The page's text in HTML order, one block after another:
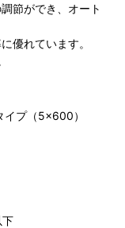
節ができ、オート
優れています。
プ（5×600）
下